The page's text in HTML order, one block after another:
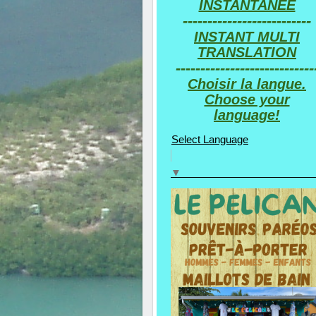
INSTANTANEE
--------------------------
INSTANT MULTI
TRANSLATION
Choisir la langue.
Choose your
language!
Select Language
▼